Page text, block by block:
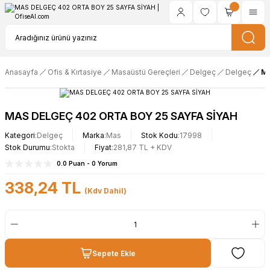
Anasayfa Ofis & Kırtasiye Masaüstü Gereçleri Delgeç Delgeç
MAS DELGEÇ 402 ORTA BOY 25 SAYFA SİYAH
Kategori Delgeç Marka Mas Stok Kodu 17998
Stok Durumu Stokta Fiyat 281,87 TL + KDV
0.0 Puan - 0 Yorum
338,24 TL (Kdv Dahil)
Sepete Ekle